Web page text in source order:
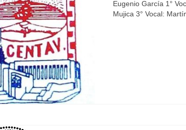
Eugenio García 1°
Mujica 3° Vocal: